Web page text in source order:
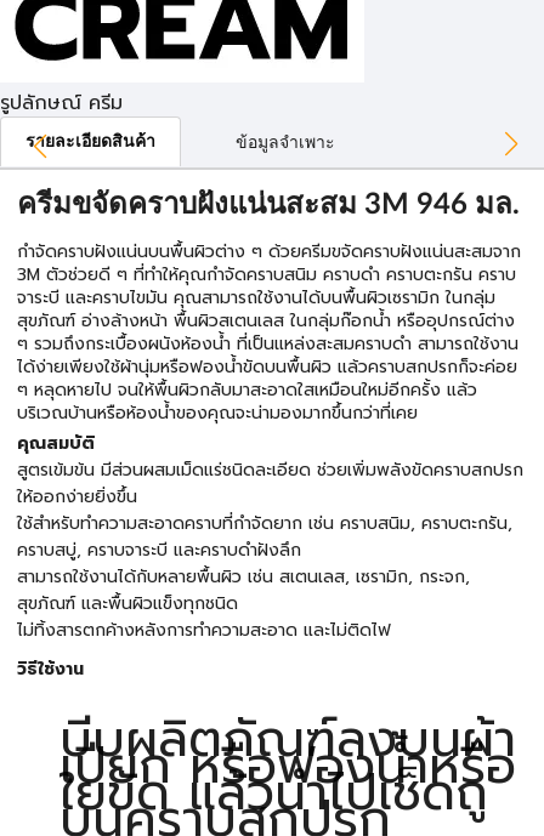
รูปลักษณ์ ครีม
รายละเอียดสินค้า ข้อมูลจำเพาะ
ครีมขจัดคราบฝังแน่นสะสม 3M 946 มล.
กำจัดคราบฝังแน่นบนพื้นผิวต่าง ๆ ด้วยครีมขจัดคราบฝังแน่นสะสมจาก
3M ตัวช่วยดี ๆ ที่ทำให้คุณกำจัดคราบสนิม คราบดำ คราบตะกรัน คราบ
จาระบี และคราบไขมัน คุณสามารถใช้งานได้บนพื้นผิวเซรามิก ในกลุ่ม
สุขภัณฑ์ อ่างล้างหน้า พื้นผิวสเตนเลส ในกลุ่มก๊อกน้ำ หรืออุปกรณ์ต่าง
ๆ รวมถึงกระเบื้องผนังห้องน้ำ ที่เป็นแหล่งสะสมคราบดำ สามารถใช้งาน
ได้ง่ายเพียงใช้ผ้านุ่มหรือฟองน้ำขัดบนพื้นผิว แล้วคราบสกปรกก็จะค่อย
ๆ หลุดหายไป จนให้พื้นผิวกลับมาสะอาดใสเหมือนใหม่อีกครั้ง แล้ว
บริเวณบ้านหรือห้องน้ำของคุณจะน่ามองมากขึ้นกว่าที่เคย
คุณสมบัติ
สูตรเข้มข้น มีส่วนผสมเม็ดแร่ชนิดละเอียด ช่วยเพิ่มพลังขัดคราบสกปรก
ให้ออกง่ายยิ่งขึ้น
ใช้สำหรับทำความสะอาดคราบที่กำจัดยาก เช่น คราบสนิม, คราบตะกรัน,
คราบสบู่, คราบจาระบี และคราบดำฝังลึก
สามารถใช้งานได้กับหลายพื้นผิว เช่น สเตนเลส, เซรามิก, กระจก,
สุขภัณฑ์ และพื้นผิวแข็งทุกชนิด
ไม่ทิ้งสารตกค้างหลังการทำความสะอาด และไม่ติดไฟ
วิธีใช้งาน
บีบผลิตภัณฑ์ลงบนผ้า
เปียก หรือฟองน้ำหรือ
ใยขัด แล้วนำไปเช็ดถู
บนคราบสกปรก